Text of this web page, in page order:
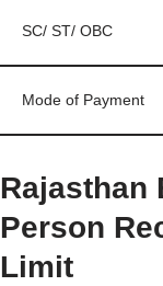
SC/ ST/ OBC
Mode of Payment
Rajasthan
Person
Limit